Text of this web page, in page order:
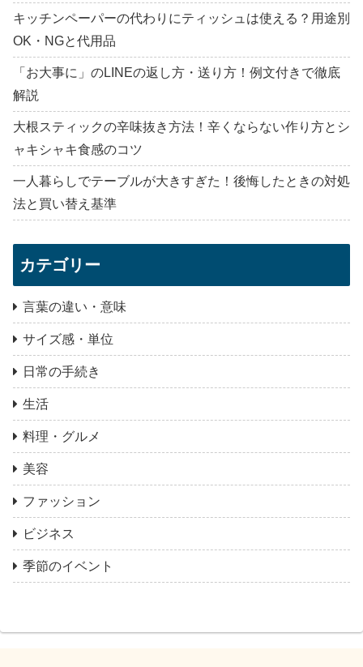
キッチンペーパーの代わりにティッシュは使える？用途別
OK・NGと代用品
「お大事に」のLINEの返し方・送り方！例文付きで徹底
解説
大根スティックの辛味抜き方法！辛くならない作り方とシ
ャキシャキ食感のコツ
一人暮らしでテーブルが大きすぎた！後悔したときの対処
法と買い替え基準
カテゴリー
言葉の違い・意味
サイズ感・単位
日常の手続き
生活
料理・グルメ
美容
ファッション
ビジネス
季節のイベント